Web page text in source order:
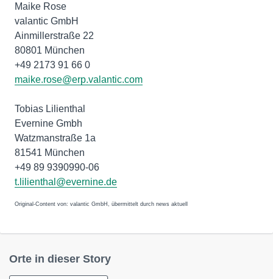
Maike Rose
valantic GmbH
Ainmillerstraße 22
80801 München
+49 2173 91 66 0
maike.rose@erp.valantic.com
Tobias Lilienthal
Evernine Gmbh
Watzmanstraße 1a
81541 München
+49 89 9390990-06
t.lilienthal@evernine.de
Original-Content von: valantic GmbH, übermittelt durch news aktuell
Orte in dieser Story